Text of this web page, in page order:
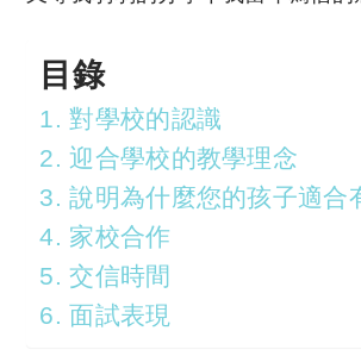
目錄
1. 對學校的認識
2. 迎合學校的教學理念
3. 說明為什麼您的孩子適合
4. 家校合作
5. 交信時間
6. 面試表現